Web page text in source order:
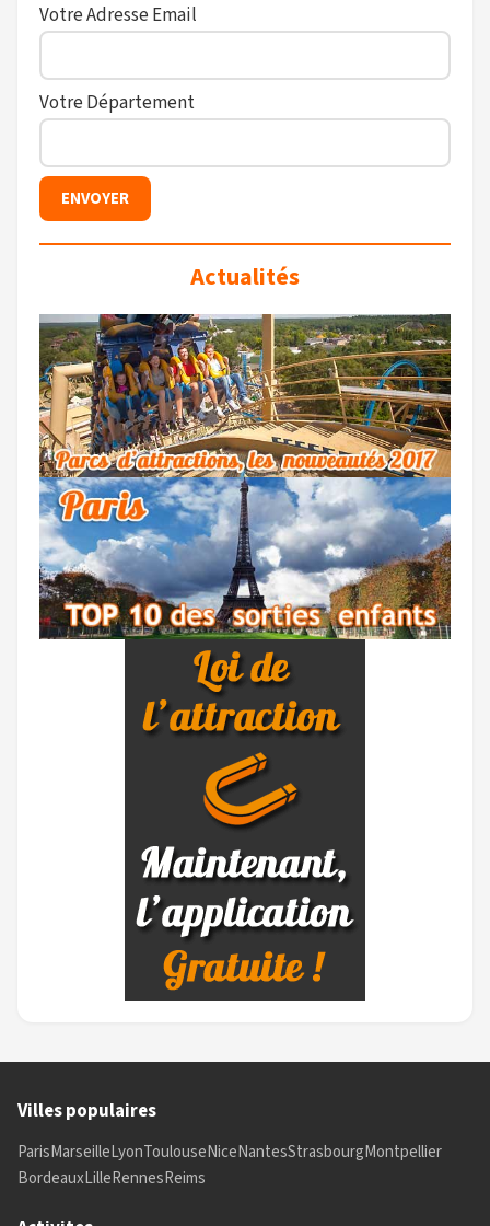
Votre Adresse Email
Votre Département
Actualités
Villes populaires
ParisMarseilleLyonToulouseNiceNantesStrasbourgMontpellier
BordeauxLilleRennesReims